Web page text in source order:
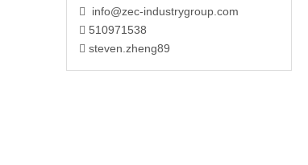
 info@zec-industrygroup.com
 510971538
 steven.zheng89